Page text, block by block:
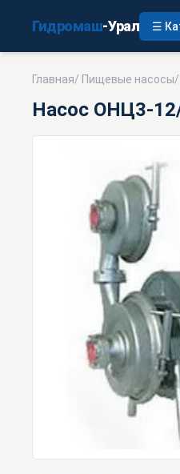
Гидромаш-Урал ☰
Главная/ Пищевые насосы/
Насос ОНЦ3-